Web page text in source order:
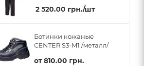
2 520.00 грн./шт
Ботинки кожаные
CENTER S3-M1 /металл/
от810.00 грн.